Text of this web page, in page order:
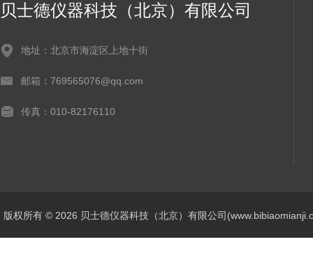
贝士德仪器科技（北京）有限公司
地址：北京市海淀区上地十街
邮箱：769565076@qq.com
传真：010-82176110
版权所有 © 2026 贝士德仪器科技（北京）有限公司